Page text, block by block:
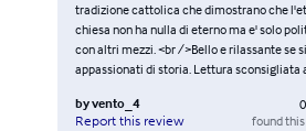
tradizione cattolica che dimostrano che
chiesa non ha nulla di eterno ma e' solo
con altri mezzi. <br />Bello e rilassante se
appassionati di storia. Lettura sconsigliata
byvento_4
Report this review
0
found